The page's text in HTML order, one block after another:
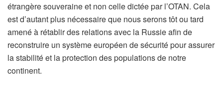
étrangère souveraine et non celle dictée par l’OTAN. Cela
est d’autant plus nécessaire que nous serons tôt ou tard
amené à rétablir des relations avec la Russie afin de
reconstruire un système européen de sécurité pour assurer
la stabilité et la protection des populations de notre
continent.